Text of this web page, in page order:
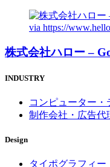
via https://
株式会社ハロー –
INDUSTRY
コンピューター・
制作会社・広告代
Design
タイポグラフィー